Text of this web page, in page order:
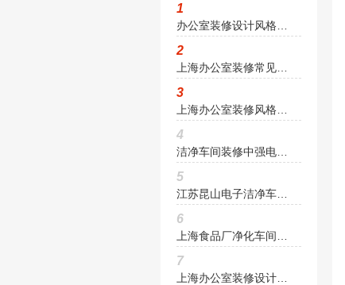
1
办公室装修设计风格与品牌文化相互协调
2
上海办公室装修常见问题与解决方案
3
上海办公室装修风格设计与选材
4
洁净车间装修中强电系统工程设计与施工
5
江苏昆山电子洁净车间装修设计要求
6
7
上海办公室装修设计空调种类和选择方案